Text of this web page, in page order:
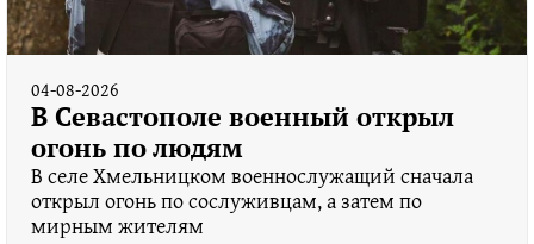
04-08-2026
В Севастополе военный открыл
огонь по людям
В селе Хмельницком военнослужащий сначала
открыл огонь по сослуживцам, а затем по
мирным жителям